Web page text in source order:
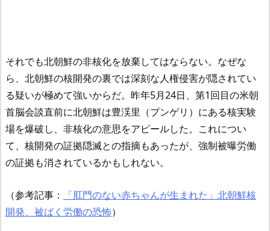
それでも北朝鮮の非核化を放棄してはならない。なぜな
ら、北朝鮮の核開発の裏では深刻な人権侵害が隠されてい
る疑いが極めて強いからだ。昨年5月24日、第1回目の米朝
首脳会談直前に北朝鮮は豊渓里（プンゲリ）にある核実験
場を爆破し、非核化の意思をアピールした。これについ
て、核開発の証拠隠滅との指摘もあったが、強制被曝労働
の証拠も消されているかもしれない。
（参考記事：
「肛門のない赤ちゃんが生まれた」北朝鮮核
開発、被ばく労働の恐怖）